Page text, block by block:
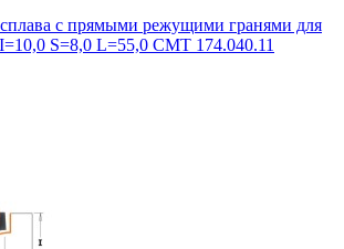
сплава с прямыми режущими гранями для
S=8,0 L=55,0 CMT 174.040.11